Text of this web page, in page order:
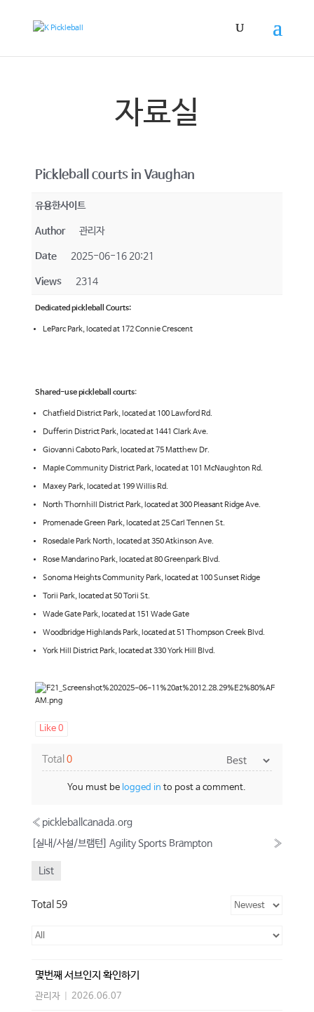
자료실
Pickleball courts in Vaughan
유용한사이트
Author 관리자
Date 2025-06-16 20:21
Views 2314
Dedicated pickleball Courts:
LeParc Park, located at 172 Connie Crescent
Shared-use pickleball courts:
Chatfield District Park, located at 100 Lawford Rd.
Dufferin District Park, located at 1441 Clark Ave.
Giovanni Caboto Park, located at 75 Matthew Dr.
Maple Community District Park, located at 101 McNaughton Rd.
Maxey Park, located at 199 Willis Rd.
North Thornhill District Park, located at 300 Pleasant Ridge Ave.
Promenade Green Park, located at 25 Carl Tennen St.
Rosedale Park North, located at 350 Atkinson Ave.
Rose Mandarino Park, located at 80 Greenpark Blvd.
Sonoma Heights Community Park, located at 100 Sunset Ridge
Torii Park, located at 50 Torii St.
Wade Gate Park, located at 151 Wade Gate
Woodbridge Highlands Park, located at 51 Thompson Creek Blvd.
York Hill District Park, located at 330 York Hill Blvd.
Like 0
Total 0
You must be logged in to post a comment.
« pickleballcanada.org
[실내/사설/브램턴] Agility Sports Brampton
»
List
Total 59
몇번째 서브인지 확인하기
관리자 2026.06.07